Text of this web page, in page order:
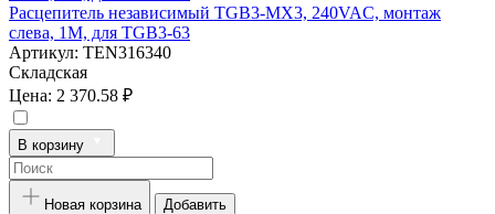
Расцепитель независимый TGB3-MX3, 240VAC, монтаж
слева, 1M, для TGB3-63
Артикул: TEN316340
Складская
Цена: 2 370.58 ₽
В корзину
Новая корзина Добавить